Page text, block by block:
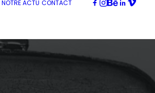
NOTRE ACTU CONTACT